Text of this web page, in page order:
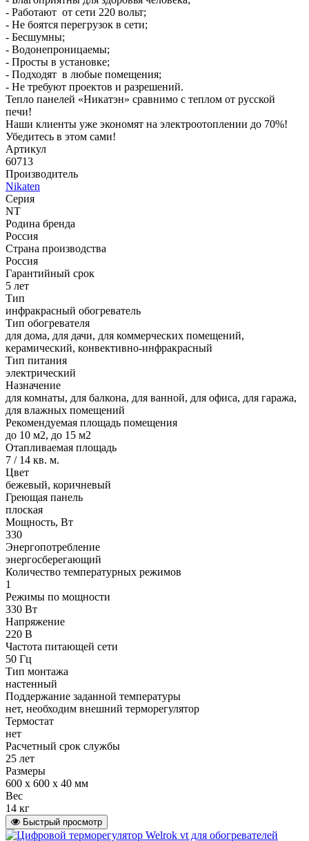
- Работают от сети 220 вольт;
- Не боятся перегрузок в сети;
- Бесшумны;
- Водонепроницаемы;
- Просты в установке;
- Подходят в любые помещения;
- Не требуют проектов и разрешений.
Тепло панелей «Никатэн» сравнимо с теплом от русской
печи!
Наши клиенты уже экономят на электроотоплении до 70%!
Убедитесь в этом сами!
Артикул
60713
Производитель
Nikaten
Серия
NT
Родина бренда
Россия
Страна производства
Россия
Гарантийный срок
5 лет
Тип
инфракрасный обогреватель
Тип обогревателя
для дома, для дачи, для коммерческих помещений,
керамический, конвективно-инфракрасный
Тип питания
электрический
Назначение
для комнаты, для балкона, для ванной, для офиса, для гаража,
для влажных помещений
Рекомендуемая площадь помещения
до 10 м2, до 15 м2
Отапливаемая площадь
7 / 14 кв. м.
Цвет
бежевый, коричневый
Греющая панель
плоская
Мощность, Вт
330
Энергопотребление
энергосберегающий
Количество температурных режимов
1
Режимы по мощности
330 Вт
Напряжение
220 В
Частота питающей сети
50 Гц
Тип монтажа
настенный
Поддержание заданной температуры
нет, необходим внешний терморегулятор
Термостат
нет
Расчетный срок службы
25 лет
Размеры
600 х 600 х 40 мм
Вес
14 кг
Быстрый просмотр